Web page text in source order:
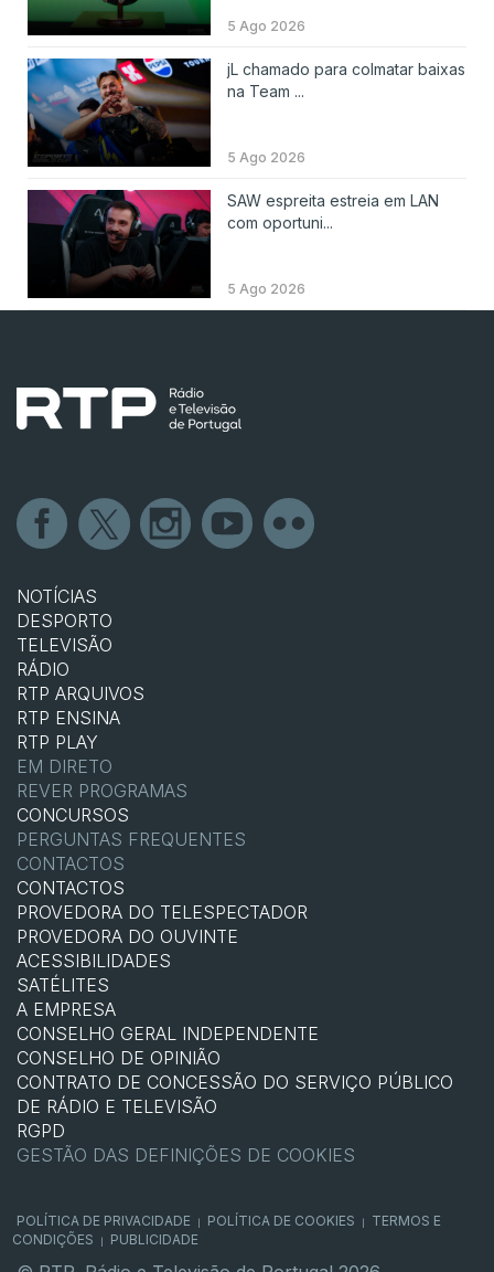
5 Ago 2026
jL chamado para colmatar baixas
na Team ...
5 Ago 2026
SAW espreita estreia em LAN
com oportuni...
5 Ago 2026
NOTÍCIAS
DESPORTO
TELEVISÃO
RÁDIO
RTP ARQUIVOS
RTP ENSINA
RTP PLAY
EM DIRETO
REVER PROGRAMAS
CONCURSOS
PERGUNTAS FREQUENTES
CONTACTOS
CONTACTOS
PROVEDORA DO TELESPECTADOR
PROVEDORA DO OUVINTE
ACESSIBILIDADES
SATÉLITES
A EMPRESA
CONSELHO GERAL INDEPENDENTE
CONSELHO DE OPINIÃO
CONTRATO DE CONCESSÃO DO SERVIÇO PÚBLICO
DE RÁDIO E TELEVISÃO
RGPD
GESTÃO DAS DEFINIÇÕES DE COOKIES
POLÍTICA DE PRIVACIDADE POLÍTICA DE COOKIES
TERMOS E
CONDIÇÕES
PUBLICIDADE